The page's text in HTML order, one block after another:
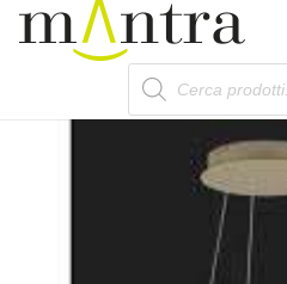
Products
search